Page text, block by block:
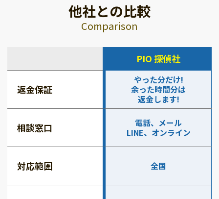
他社との比較
Comparison
PIO 探偵社
返金保証
やった分だけ!
余った時間分は
返金します!
相談窓口
電話、メール
LINE、オンライン
対応範囲 全国